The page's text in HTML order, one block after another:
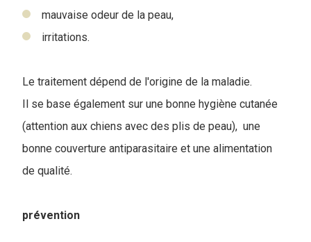
mauvaise odeur de la peau,
irritations.
Le traitement dépend de l'origine de la maladie.
Il se base également sur une bonne hygiène cutanée
(attention aux chiens avec des plis de peau), une
bonne couverture antiparasitaire et une alimentation
de qualité.
prévention